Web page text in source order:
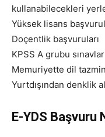
kullanabilecekleri
Yüksek lisans
Doçentlik başvuruları
KPSS A grubu
Memuriyette dil
Yurtdışından denklik
E-YDS Başvuru